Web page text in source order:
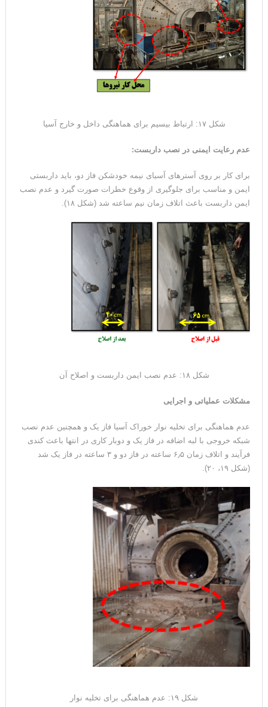
شکل ۱۷: ارتباط بیسیم برای هماهنگی داخل و خارج آسیا
عدم رعایت ایمنی در نصب داربست:
برای کار بر روی آسترهای آسیای نیمه خودشکن فاز دو، باید داربستی
ایمن و مناسب برای جلوگیری از وقوع خطرات صورت گیرد و عدم نصب
ایمن داربست باعث اتلاف زمان نیم ساعته شد (شکل ۱۸).
شکل ۱۸: عدم نصب ایمن داربست و اصلاح آن
مشکلات عملیاتی و اجرایی
عدم هماهنگی برای تخلیه نوار خوراک آسیا فاز یک و همچنین عدم نصب
شبکه خروجی با لبه اضافه در فاز یک و دوبار کاری در انتها باعث کندی
فرآیند و اتلاف زمان ۶٫۵ ساعته در فاز دو و ۳ ساعته در فاز یک شد
(شکل ۱۹، ۲۰).
شکل ۱۹: عدم هماهنگی برای تخلیه نوار